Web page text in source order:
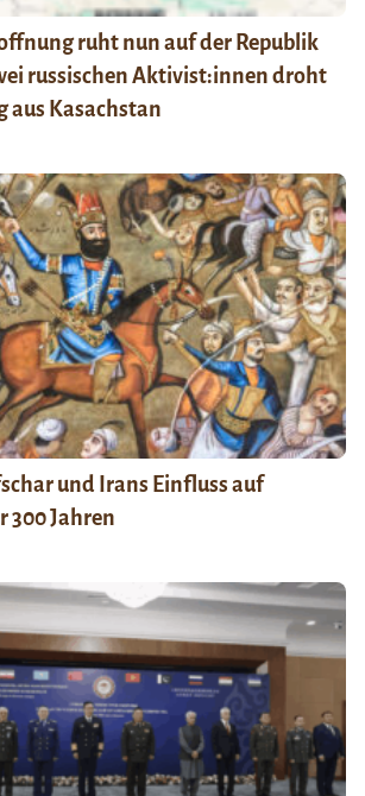
ruht nun auf der Republik
russischen Aktivist:innen droht
aus Kasachstan
und Irans Einfluss auf
300 Jahren